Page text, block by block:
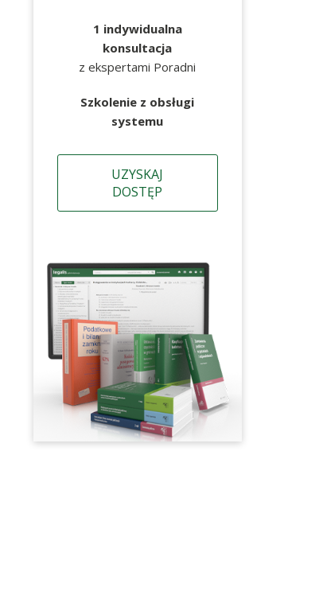
1 indywidualna
konsultacja
z ekspertami Poradni
Szkolenie z obsługi
systemu
UZYSKAJ
DOSTĘP